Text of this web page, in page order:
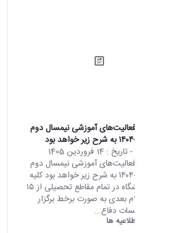
اطلاعيه ادامه فعالیت‌های آموزشی نیمسال دوم
- تاریخ : 14 فروردین 1405
اطلاعيه ادامه فعالیت‌های آموزشی نیمسال دوم
تحصیلی ۱۴۰۵-۱۴۰۴ به شرح زیر خواهد بود کلیه
کلاس‌های دانشگاه در تمام مقاطع تحصیلی از ۱۵
فروردین تا اعلام بعدی به صورت برخط برگزار
خواهد شد. جلسات دفاع...
اطلاعیه ها